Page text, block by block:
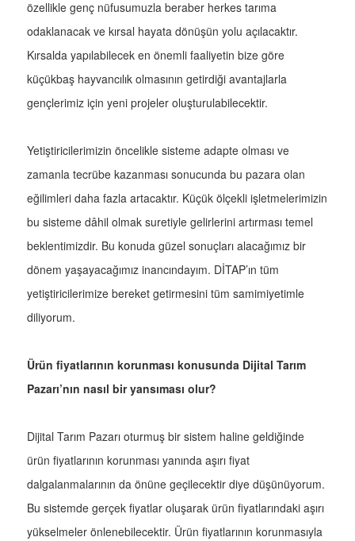
özellikle genç nüfusumuzla beraber herkes tarıma
odaklanacak ve kırsal hayata dönüşün yolu açılacaktır.
Kırsalda yapılabilecek en önemli faaliyetin bize göre
küçükbaş hayvancılık olmasının getirdiği avantajlarla
gençlerimiz için yeni projeler oluşturulabilecektir.
Yetiştiricilerimizin öncelikle sisteme adapte olması ve
zamanla tecrübe kazanması sonucunda bu pazara olan
eğilimleri daha fazla artacaktır. Küçük ölçekli işletmelerimizin
bu sisteme dâhil olmak suretiyle gelirlerini artırması temel
beklentimizdir. Bu konuda güzel sonuçları alacağımız bir
dönem yaşayacağımız inancındayım. DİTAP’ın tüm
yetiştiricilerimize bereket getirmesini tüm samimiyetimle
diliyorum.
Ürün fiyatlarının korunması konusunda Dijital Tarım
Pazarı’nın nasıl bir yansıması olur?
Dijital Tarım Pazarı oturmuş bir sistem haline geldiğinde
ürün fiyatlarının korunması yanında aşırı fiyat
dalgalanmalarının da önüne geçilecektir diye düşünüyorum.
Bu sistemde gerçek fiyatlar oluşarak ürün fiyatlarındaki aşırı
yükselmeler önlenebilecektir. Ürün fiyatlarının korunmasıyla